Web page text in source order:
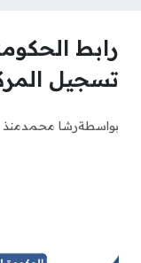
رابط
تسجيل
بواسطةرشا محمدمنذ 10 أشهر